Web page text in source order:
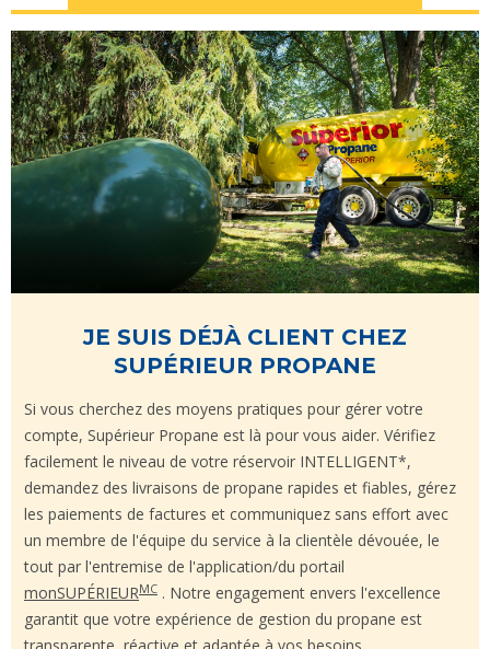
JE SUIS DÉJÀ CLIENT CHEZ
SUPÉRIEUR PROPANE
Si vous cherchez des moyens pratiques pour gérer votre
compte, Supérieur Propane est là pour vous aider. Vérifiez
facilement le niveau de votre réservoir INTELLIGENT*,
demandez des livraisons de propane rapides et fiables, gérez
les paiements de factures et communiquez sans effort avec
un membre de l'équipe du service à la clientèle dévouée, le
tout par l'entremise de l'application/du portail
monSUPÉRIEURMC . Notre engagement envers l'excellence
garantit que votre expérience de gestion du propane est